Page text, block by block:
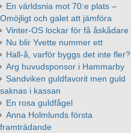
En världsnia mot 70:e plats –
Omöjligt och galet att jämföra
Vinter-OS lockar för få åskådare
Nu blir Yvette nummer ett
Hall-å, varför byggs det inte fler?
Arg huvudsponsor i Hammarby
Sandviken guldfavorit men guld
saknas i kassan
En rosa guldfågel
Anna Holmlunds första
framträdande